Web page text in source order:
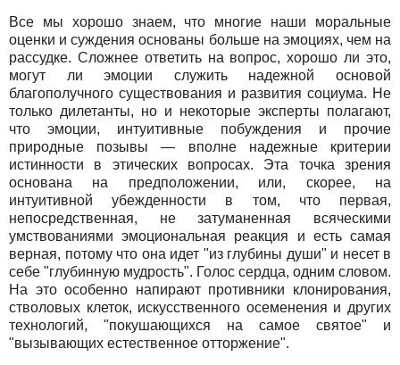
Все мы хорошо знаем, что многие наши моральные
оценки и суждения основаны больше на эмоциях, чем на
рассудке. Сложнее ответить на вопрос, хорошо ли это,
могут ли эмоции служить надежной основой
благополучного существования и развития социума. Не
только дилетанты, но и некоторые эксперты полагают,
что эмоции, интуитивные побуждения и прочие
природные позывы — вполне надежные критерии
истинности в этических вопросах. Эта точка зрения
основана на предположении, или, скорее, на
интуитивной убежденности в том, что первая,
непосредственная, не затуманенная всяческими
умствованиями эмоциональная реакция и есть самая
верная, потому что она идет "из глубины души" и несет в
себе "глубинную мудрость". Голос сердца, одним словом.
На это особенно напирают противники клонирования,
стволовых клеток, искусственного осеменения и других
технологий, "покушающихся на самое святое" и
"вызывающих естественное отторжение".